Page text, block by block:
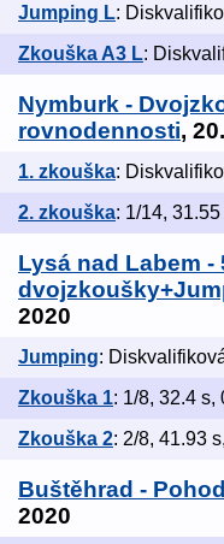
Jumping L:
Zkouška A3 L:
Nymburk -
rovnodennosti,
1. zkouška:
2. zkouška: 1/14,
Lysá nad Labem -
2020
Jumping:
Zkouška 1: 1/8, 32.4 s,
Zkouška 2: 2/8, 41.93
Buštěhrad -
2020